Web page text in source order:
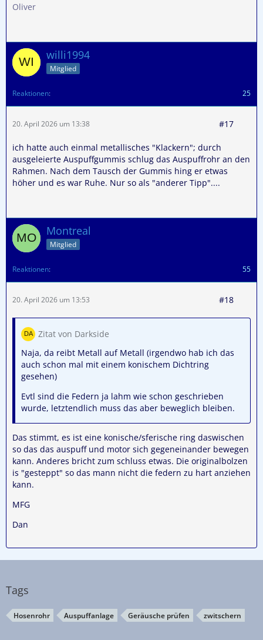
Oliver
willi1994
Mitglied
Reaktionen 25
20. April 2026 um 13:38 #17
ich hatte auch einmal metallisches "Klackern"; durch
ausgeleierte Auspuffgummis schlug das Auspuffrohr an den
Rahmen. Nach dem Tausch der Gummis hing er etwas
höher und es war Ruhe. Nur so als "anderer Tipp"....
Montreal
Mitglied
Reaktionen 55
20. April 2026 um 13:53 #18
Zitat von Darkside
Naja, da reibt Metall auf Metall (irgendwo hab ich das
auch schon mal mit einem konischem Dichtring
gesehen)
Evtl sind die Federn ja lahm wie schon geschrieben
wurde, letztendlich muss das aber beweglich bleiben.
Das stimmt, es ist eine konische/sferische ring daswischen
so das das auspuff und motor sich gegeneinander bewegen
kann. Anderes bricht zum schluss etwas. Die originalbolzen
is "gesteppt" so das mann nicht die federn zu hart anziehen
kann.
MFG
Dan
Tags
Hosenrohr Auspuffanlage Geräusche prüfen zwitschern